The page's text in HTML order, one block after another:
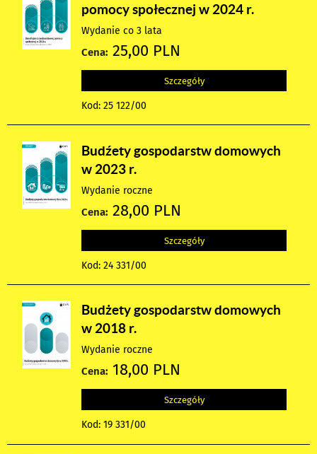
pomocy społecznej w 2024 r.
Wydanie co 3 lata
Cena: 25,00 PLN
Szczegóły
Kod: 25 122/00
Budźety gospodarstw domowych
w 2023 r.
Wydanie roczne
Cena: 28,00 PLN
Szczegóły
Kod: 24 331/00
Budżety gospodarstw domowych
w 2018 r.
Wydanie roczne
Cena: 18,00 PLN
Szczegóły
Kod: 19 331/00